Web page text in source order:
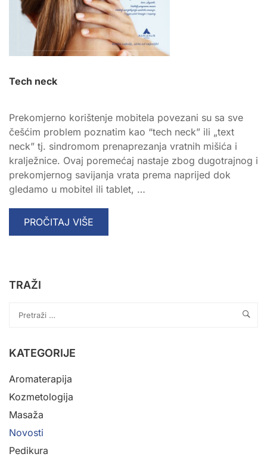
UČILIŠTU
ADRIANUS
Tech neck
Prekomjerno korištenje mobitela povezani su sa sve
češćim problem poznatim kao “tech neck” ili „text
neck” tj. sindromom prenaprezanja vratnih mišića i
kralježnice. Ovaj poremećaj nastaje zbog dugotrajnog i
prekomjernog savijanja vrata prema naprijed dok
gledamo u mobitel ili tablet, …
READ
MORE
NECK
PROČITAJ VIŠE
TRAŽI
KATEGORIJE
Aromaterapija
Kozmetologija
Masaža
Novosti
Pedikura